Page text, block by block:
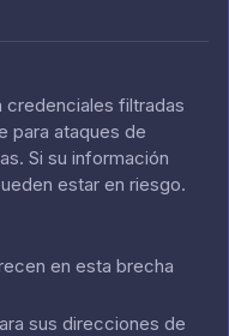
filtradas
para ataques de
Si su información
estar en riesgo.
en esta brecha
sus direcciones de